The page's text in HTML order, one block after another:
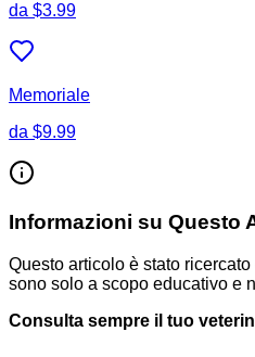
da $3.99
Memoriale
da $9.99
Informazioni su Questo
Questo articolo è stato
sono solo a scopo educativo e
Consulta sempre il tuo